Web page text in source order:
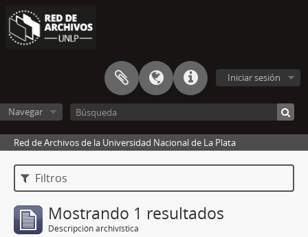
Iniciar sesión
Navegar
Red de Archivos de la Universidad Nacional de La Plata
Filtros
Mostrando 1 resultados
Descripción archivística